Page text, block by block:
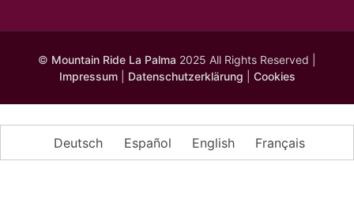
© Mountain Ride La Palma 2025 All Rights Reserved |
Impressum| Datenschutzerklärung Cookies
Deutsch Español English Français